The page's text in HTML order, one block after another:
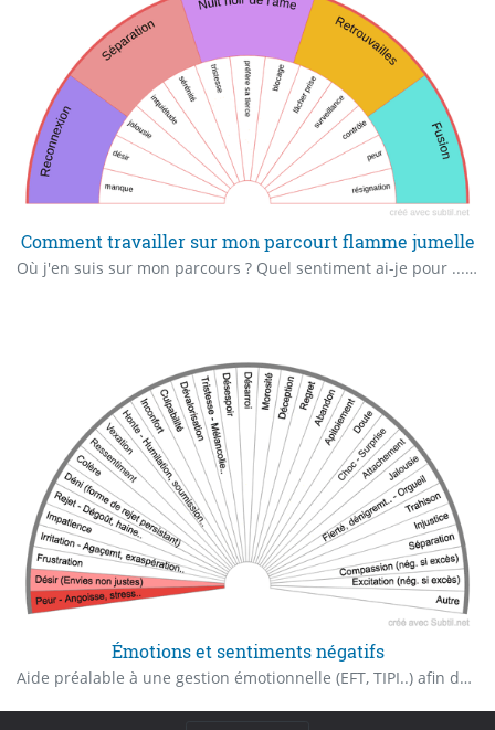
Comment travailler sur mon parcourt flamme jumelle
Où j'en suis sur mon parcours ? Quel sentiment ai-je pour ..... ? Quel sentiment a ... pour untel ?
Émotions et sentiments négatifs
Aide préalable à une gestion émotionnelle (EFT, TIPI..) afin de déterminer les émotions et sentiments négatifs qui nous affectent. (Les peurs et désirs représentent à eux seuls plus de 50% du total de nos émotions et sentiments négatifs.)